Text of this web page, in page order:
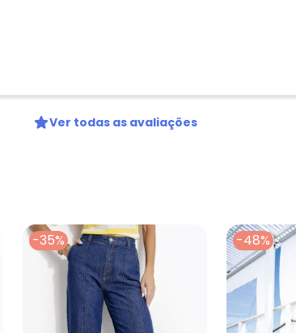
Ver todas as avaliações
-35% -48%